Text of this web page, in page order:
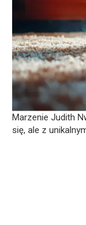
Marzenie Judith
się, ale z